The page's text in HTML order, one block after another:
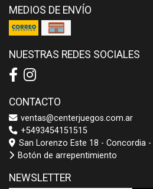
MEDIOS DE ENVÍO
NUESTRAS REDES SOCIALES
CONTACTO
ventas@centerjuegos.com.ar
+5493454151515
San Lorenzo Este 18 - Concordia -
Botón de arrepentimiento
NEWSLETTER